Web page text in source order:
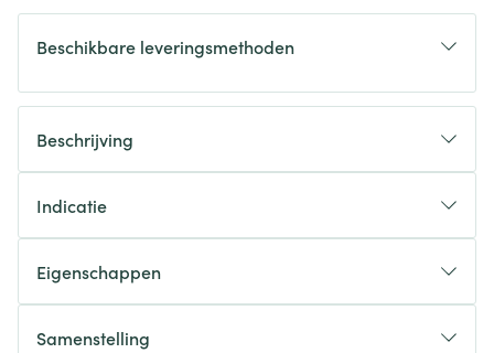
Beschikbare leveringsmethoden
Beschrijving
Indicatie
Eigenschappen
Samenstelling